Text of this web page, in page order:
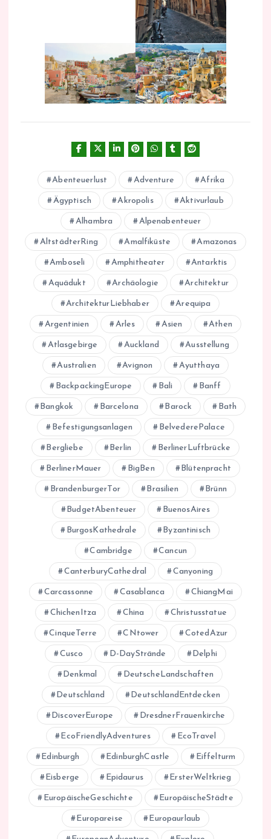
Abenteuerlust Adventure Afrika
Ägyptisch Akropolis Aktivurlaub
Alhambra Alpenabenteuer
AltstädterRing Amalfiküste Amazonas
Amboseli Amphitheater Antarktis
Aquädukt Archäologie Architektur
ArchitekturLiebhaber Arequipa
Argentinien Arles Asien Athen
Atlasgebirge Auckland Ausstellung
Australien Avignon Ayutthaya
BackpackingEurope Bali Banff
Bangkok Barcelona Barock Bath
Befestigungsanlagen BelvederePalace
Bergliebe Berlin BerlinerLuftbrücke
BerlinerMauer BigBen Blütenpracht
BrandenburgerTor Brasilien Brünn
BudgetAbenteuer BuenosAires
BurgosKathedrale Byzantinisch
Cambridge Cancun
CanterburyCathedral Canyoning
Carcassonne Casablanca ChiangMai
ChichenItza China Christusstatue
CinqueTerre CNtower CotedAzur
Cusco D-DayStrände Delphi
Denkmal DeutscheLandschaften
Deutschland DeutschlandEntdecken
DiscoverEurope DresdnerFrauenkirche
EcoFriendlyAdventures EcoTravel
Edinburgh EdinburghCastle Eiffelturm
Eisberge Epidaurus ErsterWeltkrieg
EuropäischeGeschichte EuropäischeStädte
Europareise Europaurlaub